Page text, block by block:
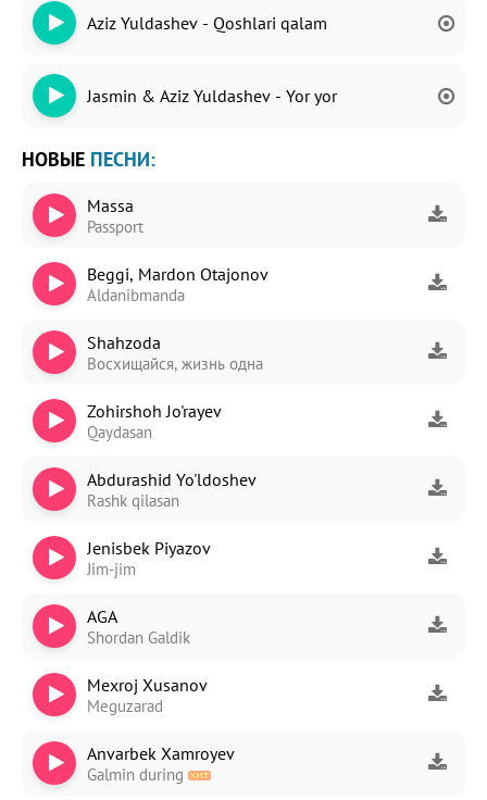
Aziz Yuldashev - Qoshlari qalam
Jasmin & Aziz Yuldashev - Yor yor
НОВЫЕ ПЕСНИ:
Massa
Passport
Beggi, Mardon Otajonov
Aldanibmanda
Shahzoda
Восхищайся, жизнь одна
Zohirshoh Jo'rayev
Qaydasan
Abdurashid Yo'ldoshev
Rashk qilasan
Jenisbek Piyazov
Jim-jim
AGA
Shordan Galdik
Mexroj Xusanov
Meguzarad
Anvarbek Xamroyev
Galmin during